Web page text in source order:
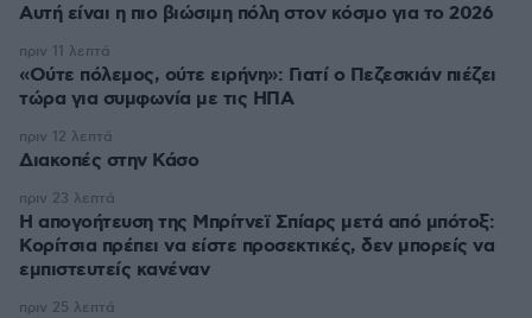
Αυτή είναι η πιο βιώσιμη πόλη στον κόσμο για το 2026
«Ούτε πόλεμος, ούτε ειρήνη»: Γιατί ο Πεζεσκιάν πιέζει
τώρα για συμφωνία με τις ΗΠΑ
πριν 11 λεπτά
Διακοπές στην Κάσο
πριν 12 λεπτά
Η απογοήτευση της Μπρίτνεϊ Σπίαρς μετά από μπότοξ:
Κορίτσια πρέπει να είστε προσεκτικές, δεν μπορείς να
εμπιστευτείς κανέναν
πριν 23 λεπτά
πριν 25 λεπτά